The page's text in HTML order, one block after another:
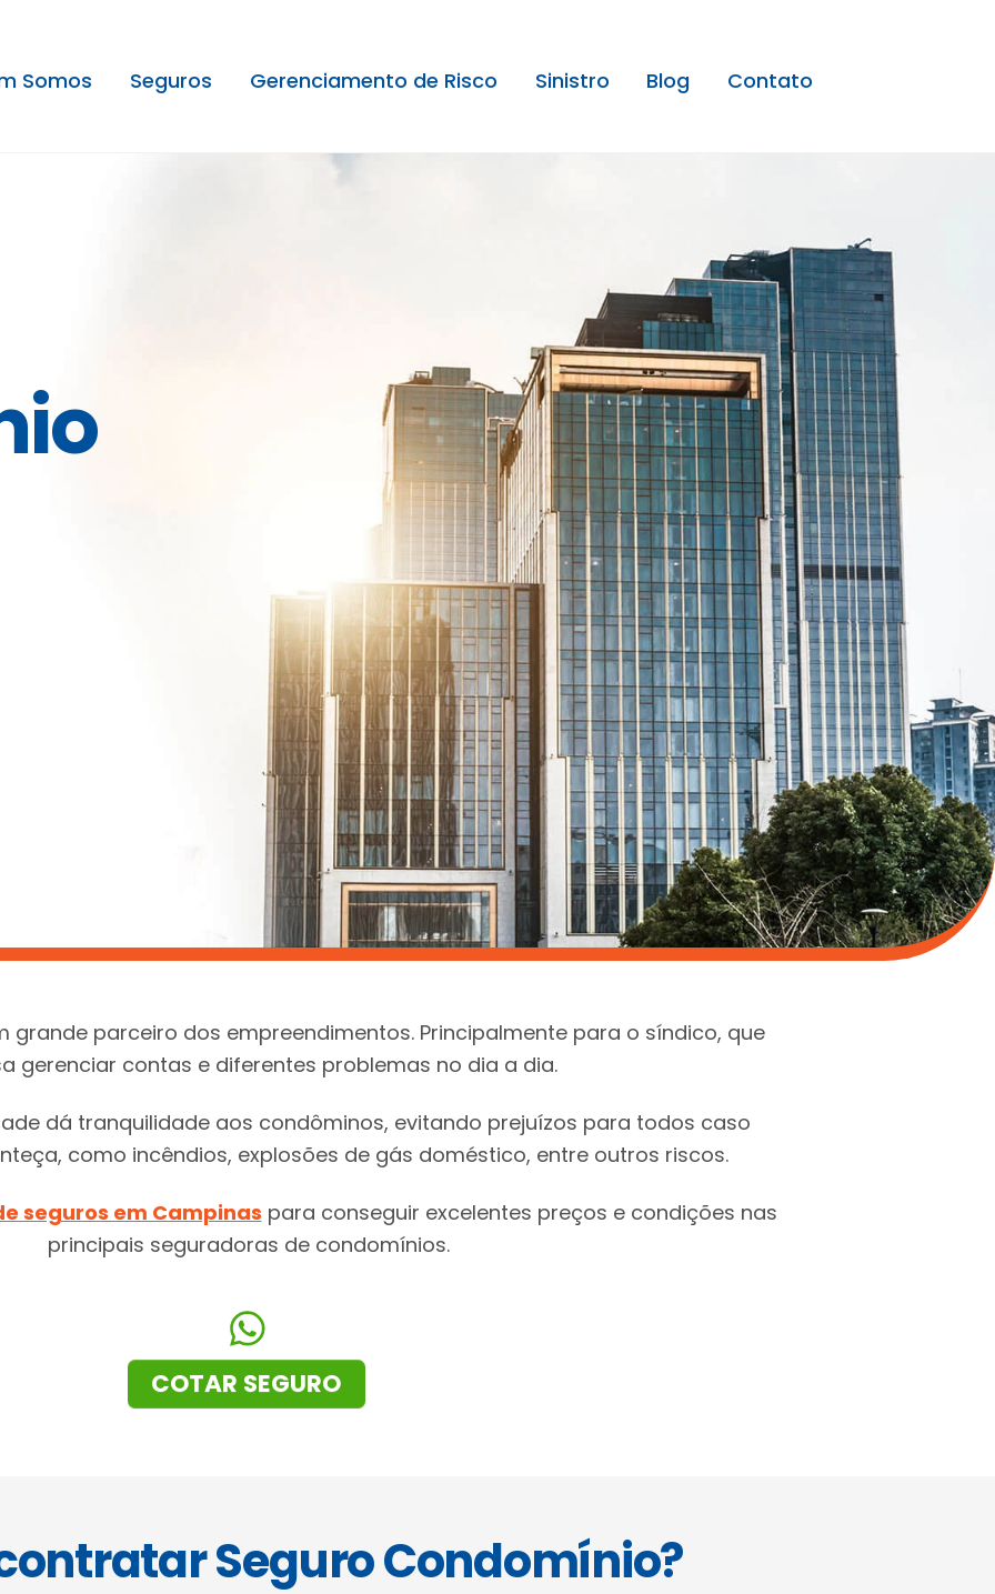
Somos Seguros Gerenciamento de Risco Sinistro Blog Contato
grande parceiro dos empreendimentos. Principalmente para o síndico, que
gerenciar contas e diferentes problemas no dia a dia.
dá tranquilidade aos condôminos, evitando prejuízos para todos caso
como incêndios, explosões de gás doméstico, entre outros riscos.
seguros em Campinas para conseguir excelentes preços e condições nas
principais seguradoras de condomínios.
COTAR SEGURO
Seguro Condomínio?